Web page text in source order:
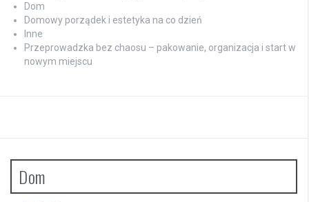
Dom
Domowy porządek i estetyka na co dzień
Inne
Przeprowadzka bez chaosu – pakowanie, organizacja i start w
nowym miejscu
Dom